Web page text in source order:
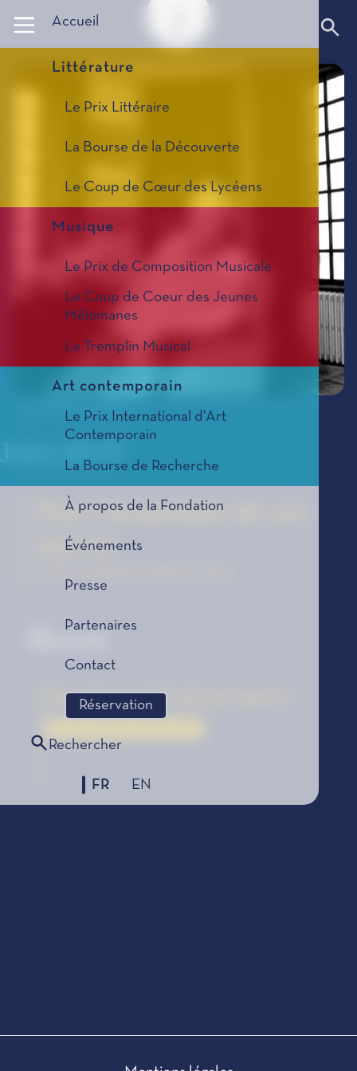
Accueil
Littérature
Le Prix Littéraire
La Bourse de la Découverte
Le Coup de Cœur des Lycéens
Musique
Le Prix de Composition Musicale
Le Coup de Coeur des Jeunes
Mélomanes
Le Tremplin Musical
Art contemporain
Le Prix International d'Art
Contemporain
La Bourse de Recherche
À propos de la Fondation
Événements
Presse
Partenaires
Contact
Réservation
Rechercher
FR EN
Jules ROY
Pour l'ensemble de son
œuvre
Pour l'ensemble de son œuvre